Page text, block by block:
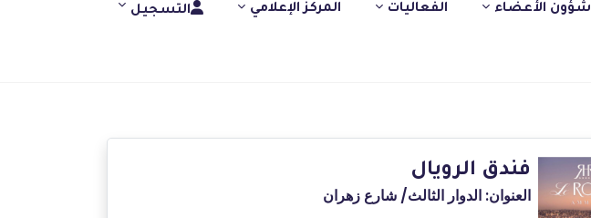
شؤون الأعضاء الفعاليات المركز الإعلامي التسجيل
فندق الرويال
العنوان: الدوار الثالث/ شارع زهران